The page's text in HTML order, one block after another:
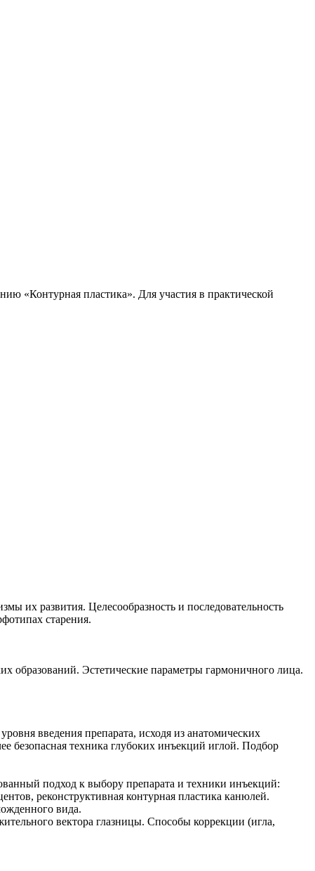
«Контурная пластика». Для участия в практической
развития. Целесообразность и последовательность
старения.
образований. Эстетические параметры гармоничного лица.
введения препарата, исходя из анатомических
безопасная техника глубоких инъекций иглой. Подбор
подход к выбору препарата и техники инъекций:
реконструктивная контурная пластика канюлей.
вида.
вектора глазницы. Способы коррекции (игла,